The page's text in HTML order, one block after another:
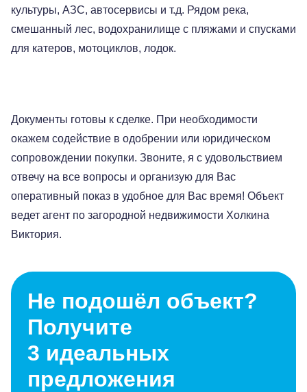
культуры, АЗС, автосервисы и т.д. Рядом река,
смешанный лес, водохранилище с пляжами и спусками
для катеров, мотоциклов, лодок.
Документы готовы к сделке. При необходимости
окажем содействие в одобрении или юридическом
сопровождении покупки. Звоните, я с удовольствием
отвечу на все вопросы и организую для Вас
оперативный показ в удобное для Вас время! Объект
ведет агент по загородной недвижимости Холкина
Виктория.
Не подошёл объект?
Получите
3 идеальных
предложения